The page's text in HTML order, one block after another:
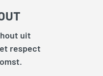
uit
respect